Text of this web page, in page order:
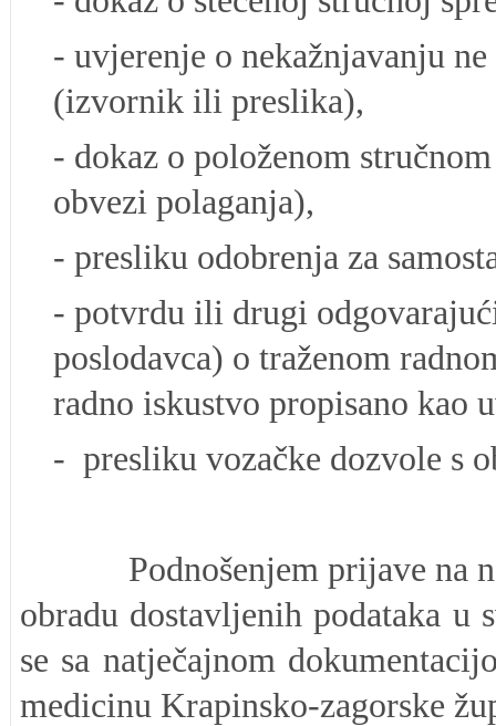
- uvjerenje o nekažnjavanju
(izvornik ili preslika),
- dokaz o položenom
obvezi polaganja),
- presliku odobrenja za
- potvrdu ili drugi
poslodavca) o traženom
radno iskustvo propisano kao
- presliku vozačke dozvole s
Podnošenjem prijave na
obradu dostavljenih podataka u
se sa natječajnom
medicinu Krapinsko-zagorske